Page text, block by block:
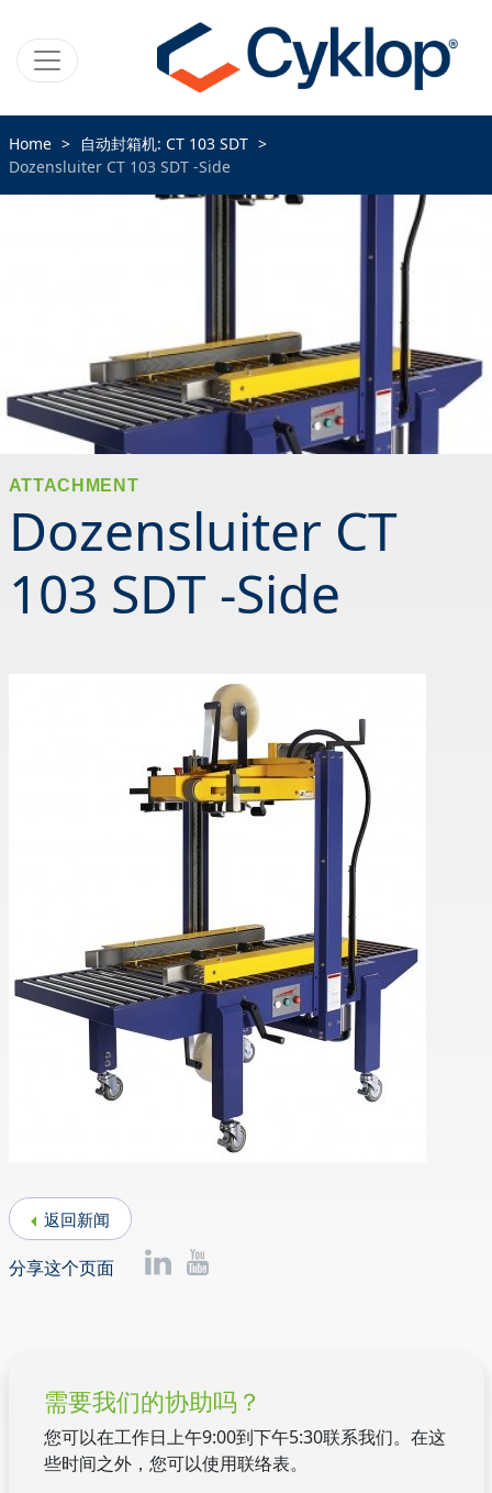
Home
自动封箱机: CT 103 SDT
Dozensluiter CT 103 SDT -Side
ATTACHMENT
Dozensluiter CT
103 SDT -Side
返回新闻
分享这个页面
需要我们的协助吗？
您可以在工作日上午9:00到下午5:30联系我们。在这
些时间之外，您可以使用联络表。